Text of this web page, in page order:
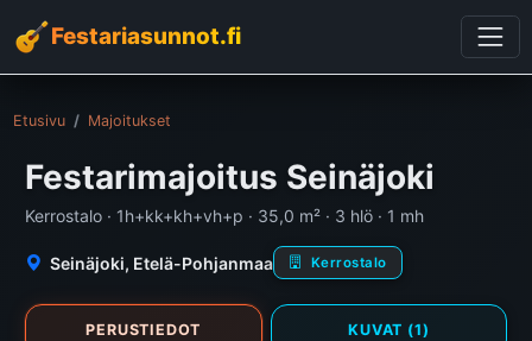
Festariasunnot.fi
Etusivu Majoitukset
Festarimajoitus Seinäjoki
Kerrostalo · 1h+kk+kh+vh+p · 35,0 m² · 3 hlö · 1 mh
Seinäjoki, Etelä-Pohjanmaa Kerrostalo
PERUSTIEDOT KUVAT (1)